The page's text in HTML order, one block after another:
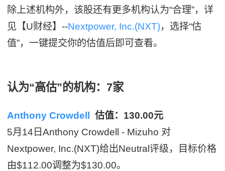
除上述机构外，该股还有更多机构认为“合理”，详
见【U财经】--Nextpower, Inc.(NXT)，选择“估
值”，一键提交你的估值后即可查看。
认为“高估”的机构：7家
Anthony Crowdell 估值：130.00元
5月14日Anthony Crowdell - Mizuho 对
Nextpower, Inc.(NXT)给出Neutral评级，目标价格
由$112.00调整为$130.00。